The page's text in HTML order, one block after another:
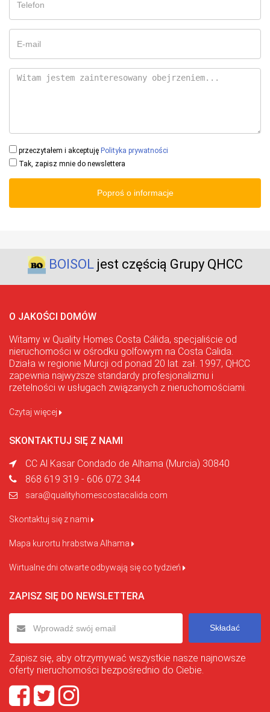
przeczytałem i akceptuję Polityka prywatności
Tak, zapisz mnie do newslettera
Poproś o informacje
BOISOLjest częścią Grupy QHCC
O JAKOŚCI DOMÓW
Witamy w Quality Homes Costa Cálida, specjaliście od
nieruchomości w ośrodku golfowym na Costa Calida.
Działa w regionie Murcji od ponad 20 lat. zał. 1997, QHCC
zapewnia najwyższe standardy profesjonalizmu i
rzetelności w usługach związanych z nieruchomościami.
Czytaj więcej
SKONTAKTUJ SIĘ Z NAMI
CC Al Kasar Condado de Alhama (Murcia) 30840
868 619 319 - 606 072 344
sara@qualityhomescostacalida.com
Skontaktuj się z nami
Mapa kurortu hrabstwa Alhama
Wirtualne dni otwarte odbywają się co tydzień
ZAPISZ SIĘ DO NEWSLETTERA
Składać
Zapisz się, aby otrzymywać wszystkie nasze najnowsze
oferty nieruchomości bezpośrednio do Ciebie.